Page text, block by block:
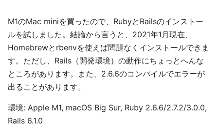
M1のMac miniを買ったので、RubyとRailsのインストー
ルを試しました。結論から言うと、2021年1月現在、
Homebrewとrbenvを使えば問題なくインストールできま
す。ただし、Rails（開発環境）の動作にちょっとへんな
ところがあります。また、2.6.6のコンパイルでエラーが
出ることがあります。
環境: Apple M1, macOS Big Sur, Ruby 2.6.6/2.7.2/3.0.0,
Rails 6.1.0